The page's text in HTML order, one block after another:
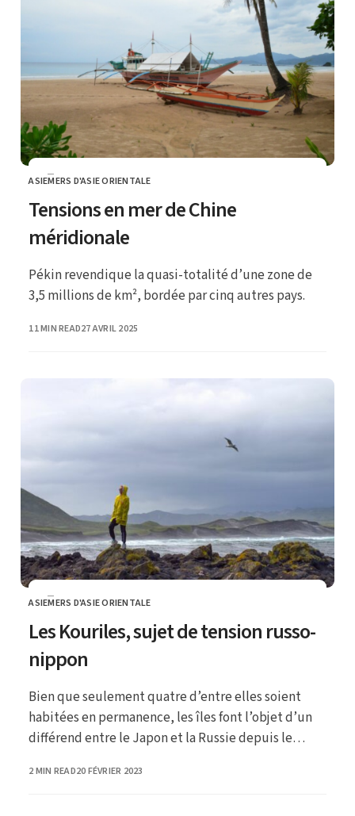
CATEGORY
ASIEMERS D'ASIE ORIENTALE
Tensions en mer de Chine
méridionale
Pékin revendique la quasi-totalité d’une zone de
3,5 millions de km², bordée par cinq autres pays.
11 MIN READPUBLISHED
27 AVRIL 2025
CATEGORY
ASIEMERS D'ASIE ORIENTALE
Les Kouriles, sujet de tension russo-
nippon
Bien que seulement quatre d’entre elles soient
habitées en permanence, les îles font l’objet d’un
différend entre le Japon et la Russie depuis le
2 MIN READPUBLISHED
20 FÉVRIER 2023